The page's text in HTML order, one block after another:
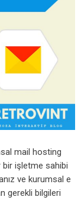
mail hosting
bir işletme sahibi
ve kurumsal e
gerekli bilgileri